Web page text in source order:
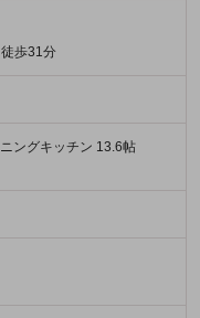
徒歩31分
ングキッチン 13.6帖